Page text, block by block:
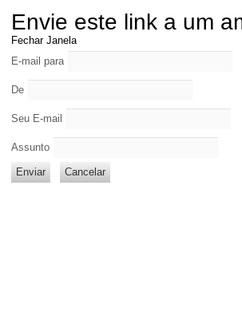
Envie este link a um
Fechar Janela
E-mail para
De
Seu E-mail
Assunto
Enviar Cancelar